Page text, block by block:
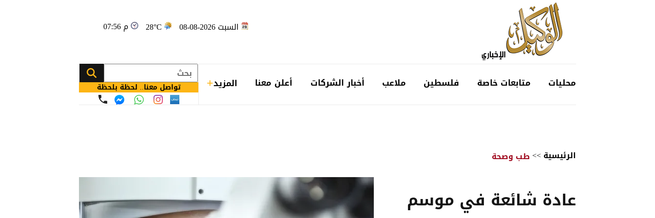
السبت 2026-08-08 28°C 07:56 م
محليات متابعات خاصة فلسطين ملاعب أخبار الشركات أعلن معنا المزيد تواصل معنا.. لحظة بلحظة
الرئيسية>>طب وصحة
عادة شائعة في موسم